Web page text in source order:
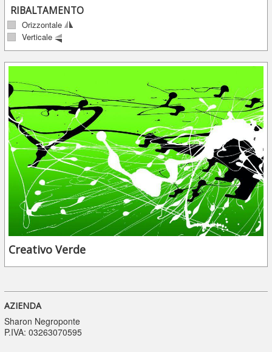
RIBALTAMENTO
Orizzontale
Verticale
Creativo Verde
AZIENDA
Sharon Negroponte
P.IVA: 03263070595